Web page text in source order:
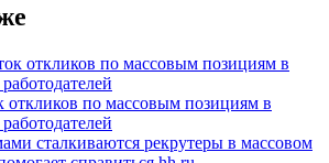
откликов по массовым позициям в